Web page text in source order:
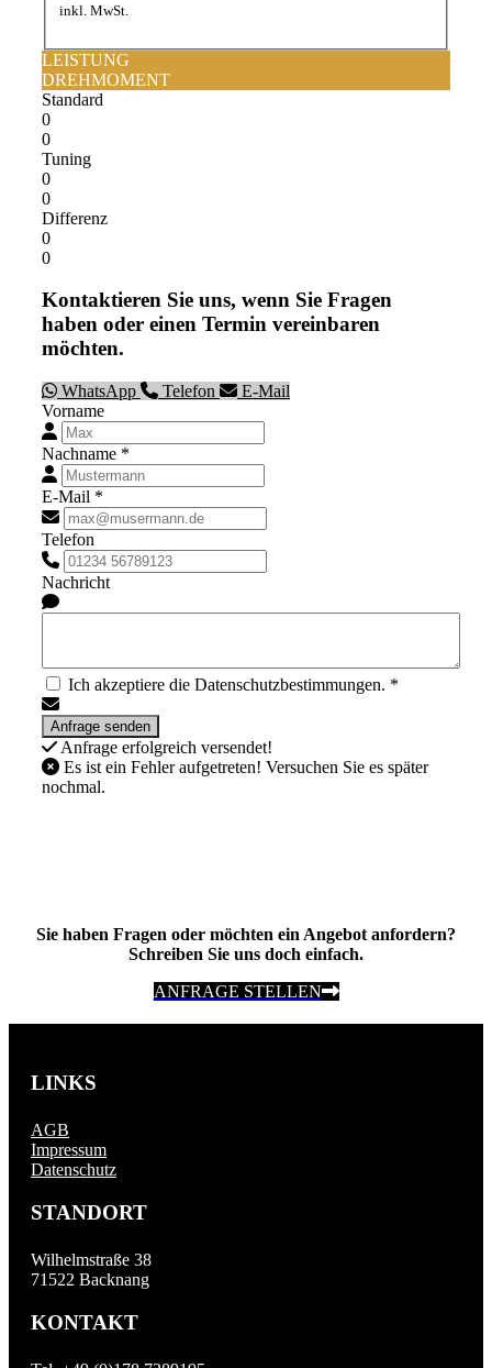
inkl. MwSt.
LEISTUNG
DREHMOMENT
Standard
0
0
Tuning
0
0
Differenz
0
0
Kontaktieren Sie uns, wenn Sie Fragen
haben oder einen Termin vereinbaren
möchten.
WhatsApp Telefon
E-Mail
Vorname
Nachname *
E-Mail *
Telefon
Nachricht
Ich akzeptiere die Datenschutzbestimmungen. *
Anfrage erfolgreich versendet!
Es ist ein Fehler aufgetreten! Versuchen Sie es später
nochmal.
Sie haben Fragen oder möchten ein Angebot anfordern?
Schreiben Sie uns doch einfach.
ANFRAGE STELLEN
LINKS
AGB
Impressum
Datenschutz
STANDORT
Wilhelmstraße 38
71522 Backnang
KONTAKT